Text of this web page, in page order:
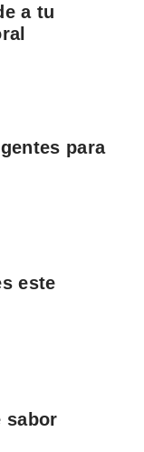
a tu
para
este
sabor